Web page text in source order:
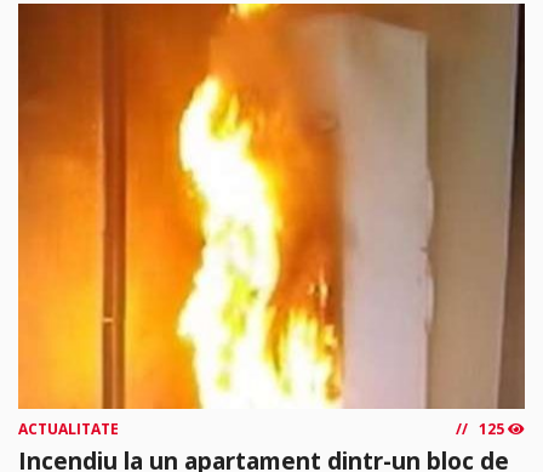
ACTUALITATE 125
Incendiu la un apartament dintr-un bloc de